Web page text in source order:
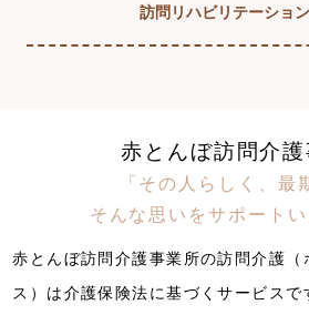
訪問リハビリテーショ
赤とんぼ訪問介
「その人らしく、最
そんな思いをサポートい
赤とんぼ訪問介護事業所の訪問介護（
ス）は介護保険法に基づくサービス